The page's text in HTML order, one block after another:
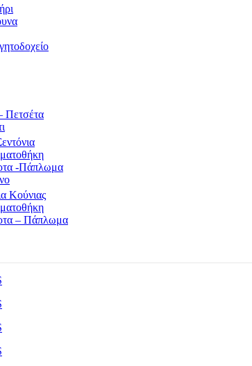
Πετσέτα
-Πάπλωμα
Κούνιας
– Πάπλωμα